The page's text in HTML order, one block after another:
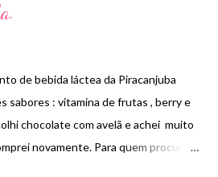
de bebida láctea da Piracanjuba
sabores : vitamina de frutas , berry e
chocolate com avelã e achei muito
novamente. Para quem procura